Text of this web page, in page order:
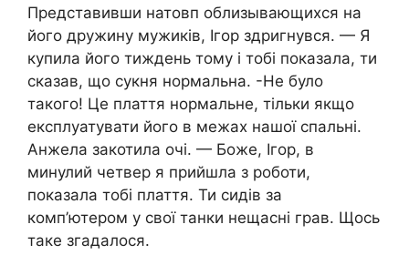
Представивши натовп облизывающихся на
його дружину мужиків, Ігор здригнувся. — Я
купила його тиждень тому і тобі показала, ти
сказав, що сукня нормальна. -Не було
такого! Це плаття нормальне, тільки якщо
експлуатувати його в межах нашої спальні.
Анжела закотила очі. — Боже, Ігор, в
минулий четвер я прийшла з роботи,
показала тобі плаття. Ти сидів за
комп’ютером у свої танки нещасні грав. Щось
таке згадалося.